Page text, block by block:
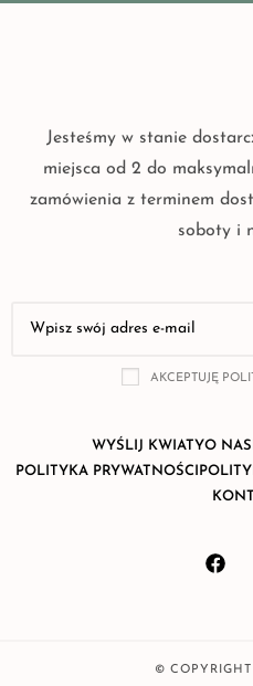
Jesteśmy w stanie
miejsca od 2 do
zamówienia z terminem
soboty i
AKCEPTUJĘ
WYŚLIJ KWIATYO NAS
POLITYKA PRYWATNOŚCI
© COPYRIGHT